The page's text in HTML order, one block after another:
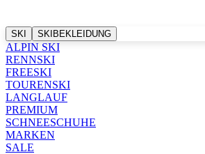
SKI SKIBEKLEIDUNG
ALPIN SKI
RENNSKI
FREESKI
TOURENSKI
LANGLAUF
PREMIUM
SCHNEESCHUHE
MARKEN
SALE